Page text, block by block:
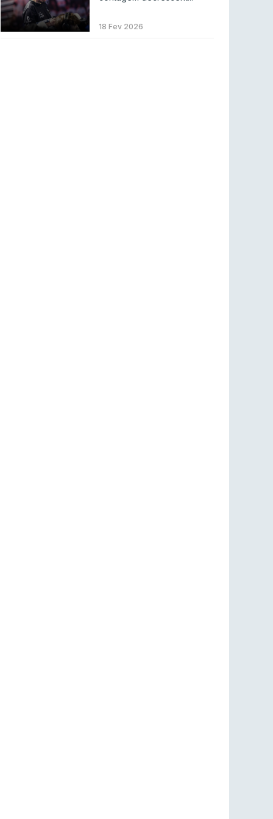
Betclic renova parceria com a RTP Arena para
a época 2026/27
18 Fev 2026